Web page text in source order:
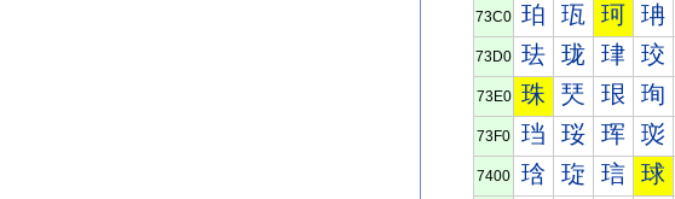
73C0 珀 珁 珂 珃
73D0 珐 珑 珒 珓
73E0 珠 珡 珢 珣
73F0 珰 珱 珲 珳
7400 琀 琁 琂 球